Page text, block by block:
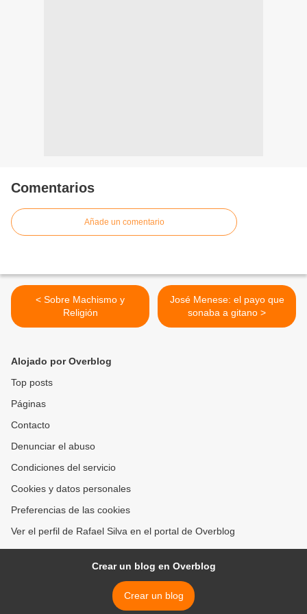
Comentarios
Añade un comentario
< Sobre Machismo y
Religión
José Menese: el payo que
sonaba a gitano >
Alojado por Overblog
Top posts
Páginas
Contacto
Denunciar el abuso
Condiciones del servicio
Cookies y datos personales
Preferencias de las cookies
Ver el perfil de Rafael Silva en el portal de Overblog
Crear un blog en Overblog
Crear un blog